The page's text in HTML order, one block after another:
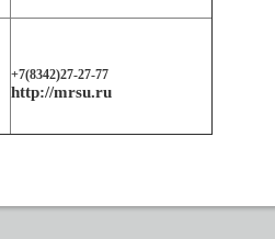
+7(8342)27-27-77
http://mrsu.ru